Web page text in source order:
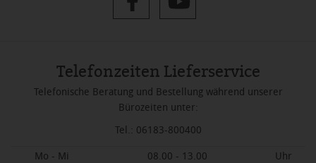
Telefonzeiten Lieferservice
Telefonische Beratung und Bestellung während unserer
Bürozeiten unter:
Tel.: 06183-800400
Mo - Mi 08.00 - 13.00
Uhr